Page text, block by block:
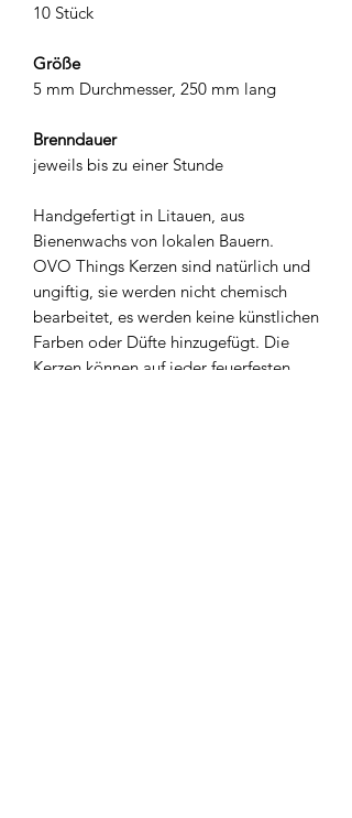
10 Stück
Größe
5 mm Durchmesser, 250 mm lang
Brenndauer
jeweils bis zu einer Stunde
Handgefertigt in Litauen, aus
Bienenwachs von lokalen Bauern.
OVO Things Kerzen sind natürlich und
ungiftig, sie werden nicht chemisch
bearbeitet, es werden keine künstlichen
Farben oder Düfte hinzugefügt. Die
Kerzen können auf jeder feuerfesten